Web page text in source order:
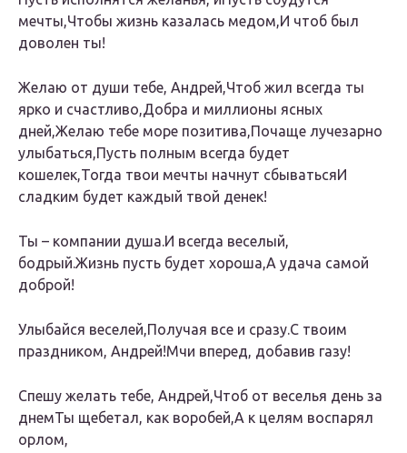
мечты,Чтобы жизнь казалась медом,И чтоб был
доволен ты!
Желаю от души тебе, Андрей,Чтоб жил всегда ты
ярко и счастливо,Добра и миллионы ясных
дней,Желаю тебе море позитива,Почаще лучезарно
улыбаться,Пусть полным всегда будет
кошелек,Тогда твои мечты начнут сбыватьсяИ
сладким будет каждый твой денек!
Ты – компании душа.И всегда веселый,
бодрый.Жизнь пусть будет хороша,А удача самой
доброй!
Улыбайся веселей,Получая все и сразу.С твоим
праздником, Андрей!Мчи вперед, добавив газу!
Спешу желать тебе, Андрей,Чтоб от веселья день за
днемТы щебетал, как воробей,А к целям воспарял
орлом,